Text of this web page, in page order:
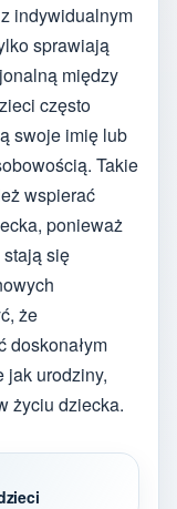
indywidualnym
sprawiają
między
często
swoje imię lub
Takie
wspierać
ponieważ
się
że
doskonałym
jak urodziny,
życiu dziecka.